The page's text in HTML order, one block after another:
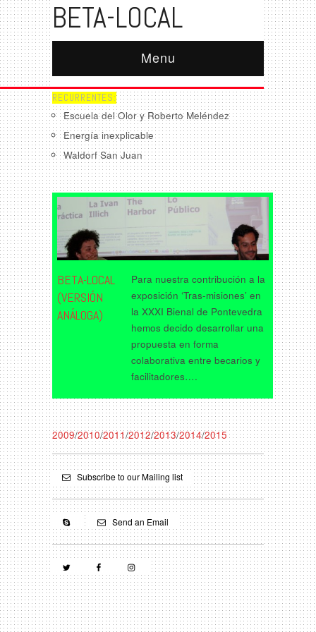
BETA-LOCAL
Menu
RECURRENTES:
Escuela del Olor y Roberto Meléndez
Energía inexplicable
Waldorf San Juan
BETA-LOCAL
(VERSIÓN
ANÁLOGA)
Para nuestra contribución a la
exposición ‘Tras-misiones’ en
la XXXI Bienal de Pontevedra
hemos decido desarrollar una
propuesta en forma
colaborativa entre becarios y
facilitadores….
2009/2010/2011/2012/2013/2014/2015
Subscribe to our Mailing list
Send an Email